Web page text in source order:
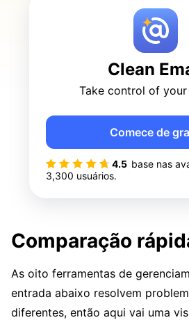
Clean
Take control of
4.5 base nas
3,300 usuários.
Comece de
Comparação
As oito ferramentas de
entrada abaixo resolvem
diferentes, então aqui vai uma